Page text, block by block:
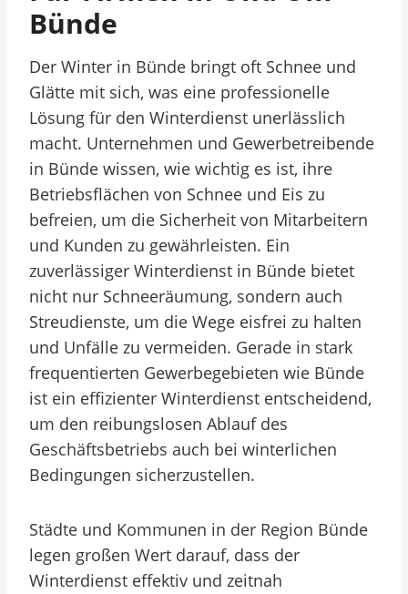
Bünde
Der Winter in Bünde bringt oft Schnee und
Glätte mit sich, was eine professionelle
Lösung für den Winterdienst unerlässlich
macht. Unternehmen und Gewerbetreibende
in Bünde wissen, wie wichtig es ist, ihre
Betriebsflächen von Schnee und Eis zu
befreien, um die Sicherheit von Mitarbeitern
und Kunden zu gewährleisten. Ein
zuverlässiger Winterdienst in Bünde bietet
nicht nur Schneeräumung, sondern auch
Streudienste, um die Wege eisfrei zu halten
und Unfälle zu vermeiden. Gerade in stark
frequentierten Gewerbegebieten wie Bünde
ist ein effizienter Winterdienst entscheidend,
um den reibungslosen Ablauf des
Geschäftsbetriebs auch bei winterlichen
Bedingungen sicherzustellen.
Städte und Kommunen in der Region Bünde
legen großen Wert darauf, dass der
Winterdienst effektiv und zeitnah